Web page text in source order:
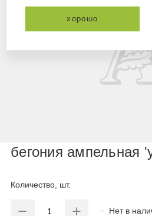
бегония ампельная
Количество, шт.
Нет в
хорошо